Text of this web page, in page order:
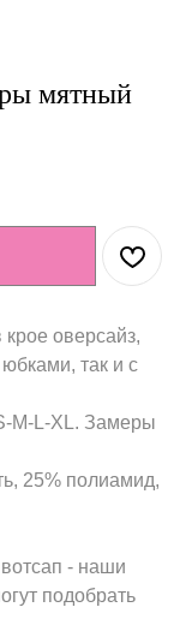
мятный
оверсайз,
так и с
M-L-XL. Замеры
25% полиамид,
- наши
подобрать